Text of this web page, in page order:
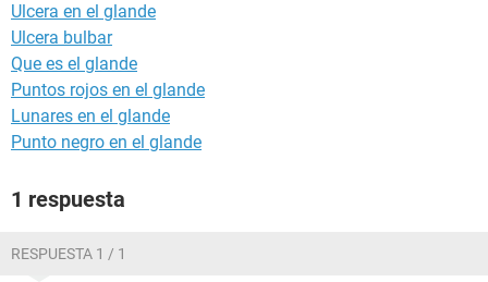
Ulcera en el glande
Ulcera bulbar
Que es el glande
Puntos rojos en el glande
Lunares en el glande
Punto negro en el glande
1 respuesta
RESPUESTA 1 / 1